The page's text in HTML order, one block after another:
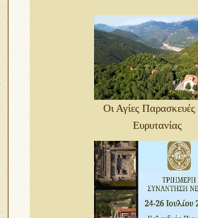
Oι Αγίες Παρασκευές
Ευρυτανίας